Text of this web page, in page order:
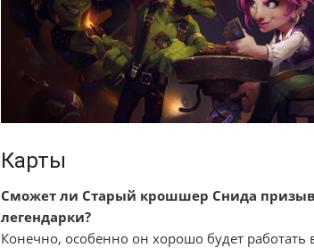
Карты
Сможет ли Старый крошшер Снида
легендарки?
Конечно, особенно он хорошо будет работать